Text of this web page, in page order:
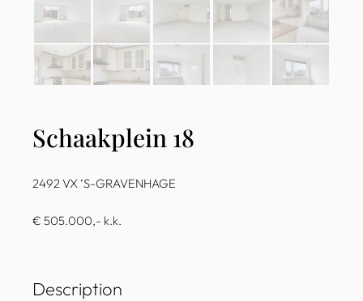
Schaakplein 18
2492 VX ‘S-GRAVENHAGE
€ 505.000,- k.k.
Description